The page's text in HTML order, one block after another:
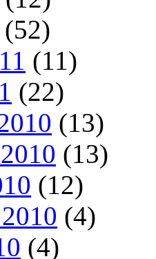
(52)
(11)
(22)
(13)
(13)
(12)
(4)
(4)